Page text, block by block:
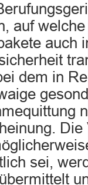
auf
auch
dem in
sei,